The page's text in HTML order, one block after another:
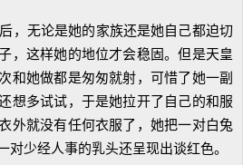
，无论是她的家族还是她自己都迫切
，这样她的地位才会稳固。但是天皇
和她做都是匆匆就射，可惜了她一副
想多试试，于是她拉开了自己的和服
外就没有任何衣服了，她把一对白兔
对少经人事的乳头还呈现出谈红色。